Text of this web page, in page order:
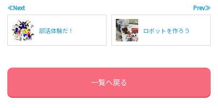
≪Next
部活体験だ！
Prev≫
ロボットを作ろう
一覧へ戻る